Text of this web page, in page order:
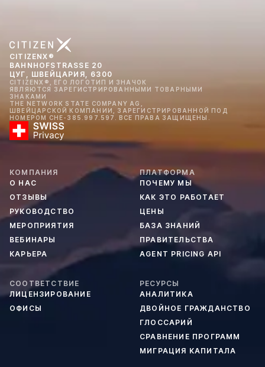
CITIZENX®
BAHNHOFSTRASSE 20
ЦУГ, ШВЕЙЦАРИЯ, 6300
CITIZENX®, ЕГО ЛОГОТИП И ЗНАЧОК
ЯВЛЯЮТСЯ ЗАРЕГИСТРИРОВАННЫМИ ТОВАРНЫМИ
ЗНАКАМИ
THE NETWORK STATE COMPANY AG,
ШВЕЙЦАРСКОЙ КОМПАНИИ, ЗАРЕГИСТРИРОВАННОЙ ПОД
НОМЕРОМ CHE-385.997.597. ВСЕ ПРАВА ЗАЩИЩЕНЫ.
КОМПАНИЯ
О НАС
ОТЗЫВЫ
РУКОВОДСТВО
МЕРОПРИЯТИЯ
ВЕБИНАРЫ
КАРЬЕРА
ПЛАТФОРМА
ПОЧЕМУ МЫ
КАК ЭТО РАБОТАЕТ
ЦЕНЫ
БАЗА ЗНАНИЙ
ПРАВИТЕЛЬСТВА
AGENT PRICING API
СООТВЕТСТВИЕ
ЛИЦЕНЗИРОВАНИЕ
ОФИСЫ
РЕСУРСЫ
АНАЛИТИКА
ДВОЙНОЕ ГРАЖДАНСТВО
ГЛОССАРИЙ
СРАВНЕНИЕ ПРОГРАММ
МИГРАЦИЯ КАПИТАЛА